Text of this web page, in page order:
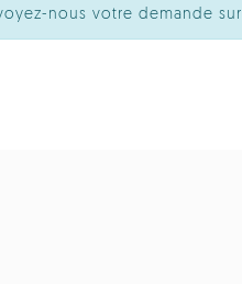
nous votre demande